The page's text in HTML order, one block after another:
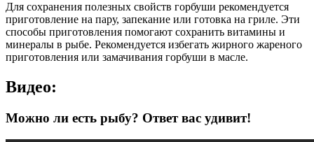
Для сохранения полезных свойств горбуши рекомендуется
приготовление на пару, запекание или готовка на гриле. Эти
способы приготовления помогают сохранить витамины и
минералы в рыбе. Рекомендуется избегать жирного жареного
приготовления или замачивания горбуши в масле.
Видео:
Можно ли есть рыбу? Ответ вас удивит!